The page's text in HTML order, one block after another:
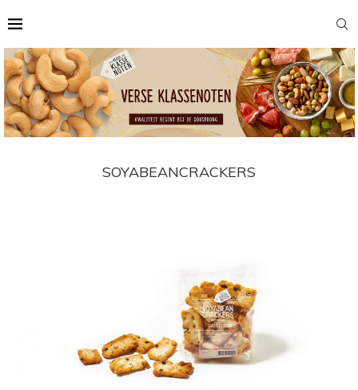
SOYABEANCRACKERS